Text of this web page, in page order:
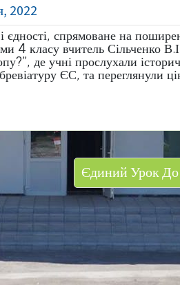
2022
спрямоване на
4 класу вчитель Сільченко
де учні прослухали
ЄС, та переглянули
Єдиний Урок